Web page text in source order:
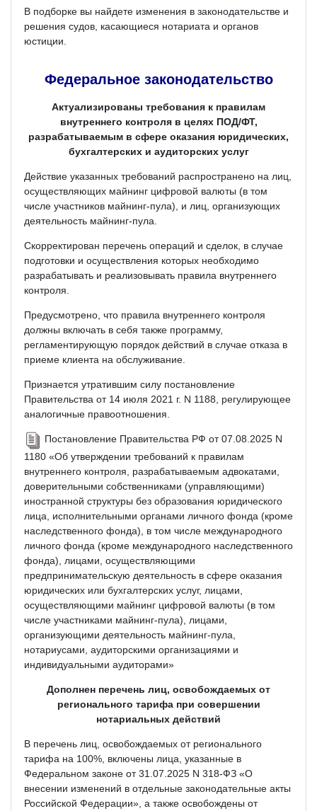
В подборке вы найдете изменения в законодательстве и
решения судов, касающиеся нотариата и органов
юстиции.
Федеральное законодательство
Актуализированы требования к правилам
внутреннего контроля в целях ПОД/ФТ,
разрабатываемым в сфере оказания юридических,
бухгалтерских и аудиторских услуг
Действие указанных требований распространено на лиц,
осуществляющих майнинг цифровой валюты (в том
числе участников майнинг-пула), и лиц, организующих
деятельность майнинг-пула.
Скорректирован перечень операций и сделок, в случае
подготовки и осуществления которых необходимо
разрабатывать и реализовывать правила внутреннего
контроля.
Предусмотрено, что правила внутреннего контроля
должны включать в себя также программу,
регламентирующую порядок действий в случае отказа в
приеме клиента на обслуживание.
Признается утратившим силу постановление
Правительства от 14 июля 2021 г. N 1188, регулирующее
аналогичные правоотношения.
Постановление Правительства РФ от 07.08.2025 N
1180 «Об утверждении требований к правилам
внутреннего контроля, разрабатываемым адвокатами,
доверительными собственниками (управляющими)
иностранной структуры без образования юридического
лица, исполнительными органами личного фонда (кроме
наследственного фонда), в том числе международного
личного фонда (кроме международного наследственного
фонда), лицами, осуществляющими
предпринимательскую деятельность в сфере оказания
юридических или бухгалтерских услуг, лицами,
осуществляющими майнинг цифровой валюты (в том
числе участниками майнинг-пула), лицами,
организующими деятельность майнинг-пула,
нотариусами, аудиторскими организациями и
индивидуальными аудиторами»
Дополнен перечень лиц, освобождаемых от
регионального тарифа при совершении
нотариальных действий
В перечень лиц, освобождаемых от регионального
тарифа на 100%, включены лица, указанные в
Федеральном законе от 31.07.2025 N 318-ФЗ «О
внесении изменений в отдельные законодательные акты
Российской Федерации», а также освобождены от